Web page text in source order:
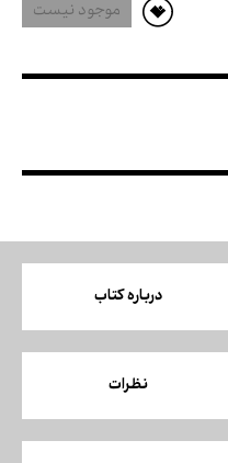
موجود نیست
درباره کتاب
نظرات